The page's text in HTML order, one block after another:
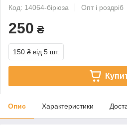
Код: 14064-бірюза
Опт і роздріб
250 ₴
150 ₴ від 5 шт.
Опис Характеристики